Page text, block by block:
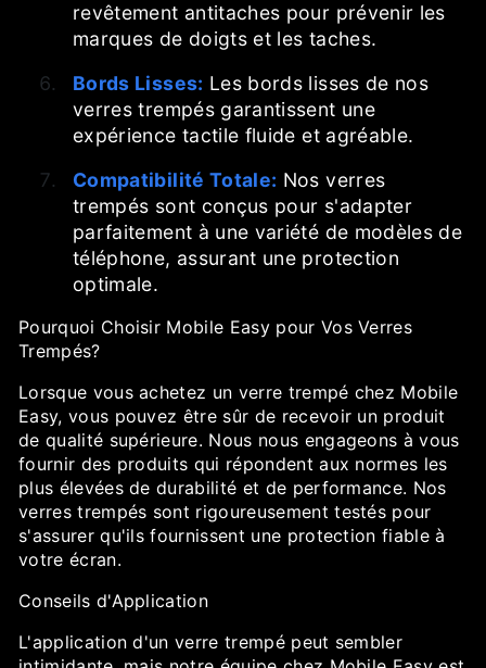
revêtement antitaches pour prévenir les
marques de doigts et les taches.
Bords Lisses: Les bords lisses de nos
verres trempés garantissent une
expérience tactile fluide et agréable.
Compatibilité Totale: Nos verres
trempés sont conçus pour s'adapter
parfaitement à une variété de modèles de
téléphone, assurant une protection
optimale.
Pourquoi Choisir Mobile Easy pour Vos Verres
Trempés?
Lorsque vous achetez un verre trempé chez Mobile
Easy, vous pouvez être sûr de recevoir un produit
de qualité supérieure. Nous nous engageons à vous
fournir des produits qui répondent aux normes les
plus élevées de durabilité et de performance. Nos
verres trempés sont rigoureusement testés pour
s'assurer qu'ils fournissent une protection fiable à
votre écran.
Conseils d'Application
L'application d'un verre trempé peut sembler